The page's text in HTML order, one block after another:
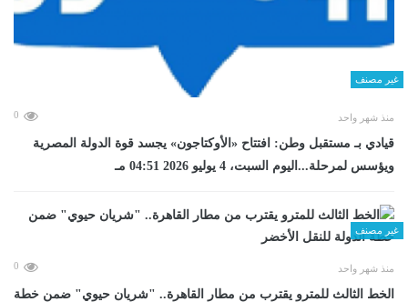
غير مصنف
منذ شهر واحد 0
قيادي بـ مستقبل وطن: افتتاح «الأوكتاجون» يجسد قوة الدولة المصرية
ويؤسس لمرحلة...اليوم السبت، 4 يوليو 2026 04:51 مـ
غير مصنف
منذ شهر واحد 0
​الخط الثالث للمترو يقترب من مطار القاهرة.. "شريان حيوي" ضمن خطة